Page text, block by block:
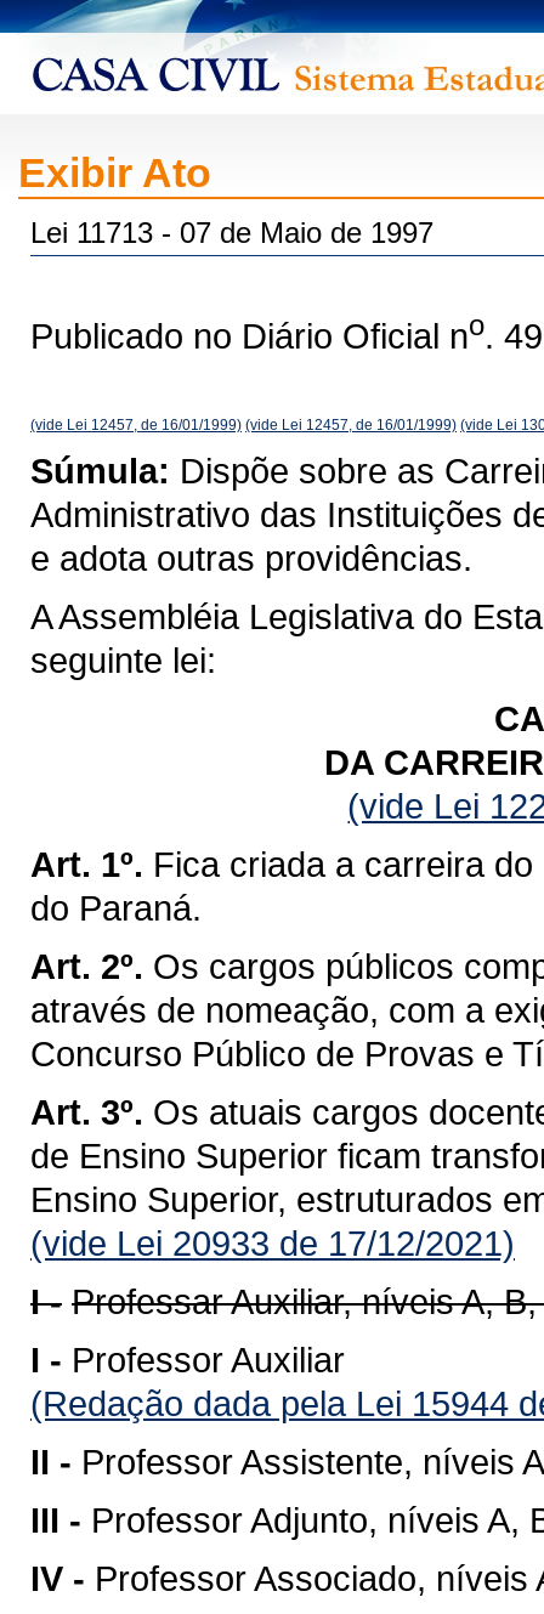
Exibir Ato
Lei 11713 - 07 de Maio de 1997
Publicado no Diário Oficial no.
(vide Lei 12457, de 16/01/1999) (vide Lei 12457, de 16/01/1999) (vide Lei
Súmula: Dispõe sobre as
Administrativo das Instituições
e adota outras providências.
A Assembléia Legislativa do
seguinte lei:
DA
(vide Lei
Art. 1º. Fica criada a carreira
do Paraná.
Art. 2º. Os cargos públicos
através de nomeação, com a
Concurso Público de Provas e
Art. 3º. Os atuais cargos
de Ensino Superior ficam
Ensino Superior, estruturados
(vide Lei 20933 de 17/12/2021)
I - Professar Auxiliar, níveis A,
I - Professor Auxiliar
(Redação dada pela Lei 15944
II - Professor Assistente, níveis
III - Professor Adjunto, níveis A,
IV - Professor Associado, níveis